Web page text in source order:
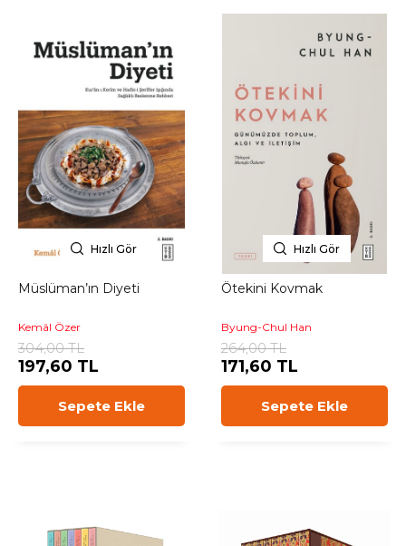
Hızlı Gör
Müslüman’ın Diyeti
Kemâl Özer
304,00 TL
197,60 TL
Sepete Ekle
Hızlı Gör
Ötekini Kovmak
Byung-Chul Han
264,00 TL
171,60 TL
Sepete Ekle